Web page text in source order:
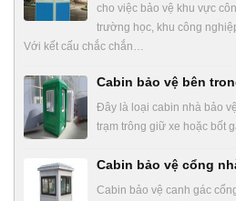
cho việc bảo vệ khu vực
trường học, khu công
Với kết cấu chắc chắn…
Cabin bảo vệ bên
Đây là loại cabin nhà bảo
trạm trông giữ xe hoặc bốt
Cabin bảo vệ cổng
Cabin bảo vệ canh gác